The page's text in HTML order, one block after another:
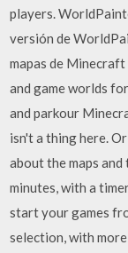
players.
versión de
mapas de
and game worlds
and parkour
isn't a thing here.
about the maps
minutes, with a
start your games
selection, with